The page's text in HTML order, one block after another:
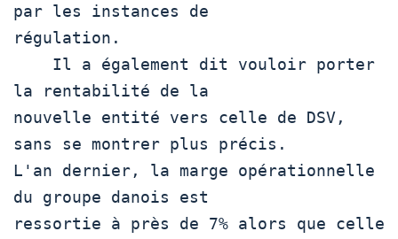
par les instances de
régulation.
la rentabilité de la
nouvelle entité vers celle de DSV,
sans se montrer plus précis.
L'an dernier, la marge opérationnelle
du groupe danois est
ressortie à près de 7% alors que celle